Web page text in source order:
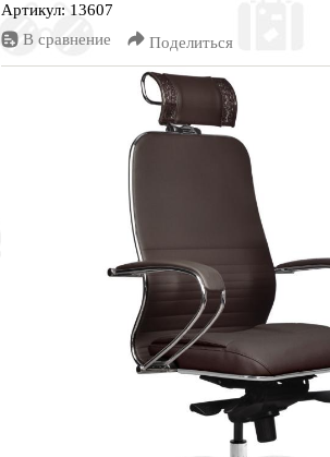
Артикул: 13607
В сравнение
Поделиться